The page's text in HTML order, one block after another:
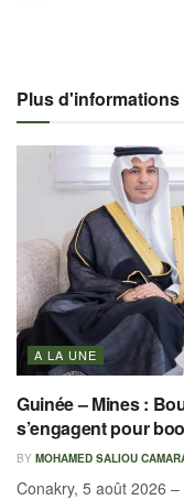
Plus d'informations
A LA UNE
Guinée – Mines :
s’engagent pour
BY MOHAMED SALIOU
Conakry, 5 août 2026